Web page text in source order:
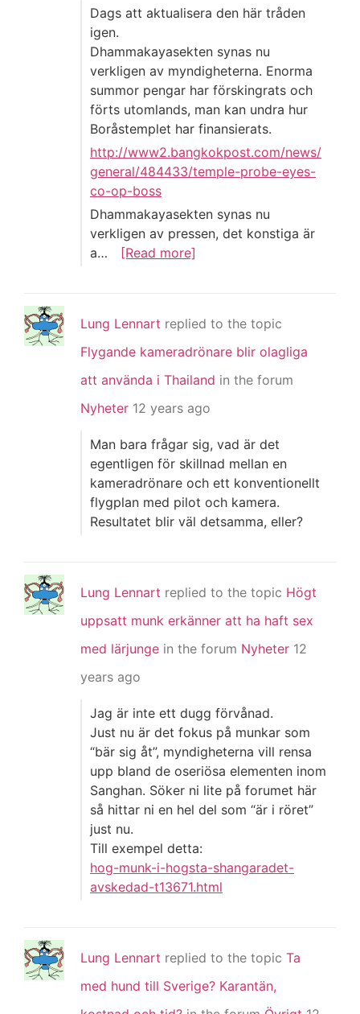
Dags att aktualisera den här tråden
igen.
Dhammakayasekten synas nu
verkligen av myndigheterna. Enorma
summor pengar har förskingrats och
förts utomlands, man kan undra hur
Boråstemplet har finansierats.
http://www2.bangkokpost.com/news/
general/484433/temple-probe-eyes-
co-op-boss
Dhammakayasekten synas nu
verkligen av pressen, det konstiga är
a…
[Read more]
Lung Lennart replied to the topic
Flygande kameradrönare blir olagliga
att använda i Thailand in the forum
Nyheter 12 years ago
Man bara frågar sig, vad är det
egentligen för skillnad mellan en
kameradrönare och ett konventionellt
flygplan med pilot och kamera.
Resultatet blir väl detsamma, eller?
Lung Lennart replied to the topic Högt
uppsatt munk erkänner att ha haft sex
med lärjunge in the forum Nyheter 12
years ago
Jag är inte ett dugg förvånad.
Just nu är det fokus på munkar som
“bär sig åt”, myndigheterna vill rensa
upp bland de oseriösa elementen inom
Sanghan. Söker ni lite på forumet här
så hittar ni en hel del som “är i röret”
just nu.
Till exempel detta:
hog-munk-i-hogsta-shangaradet-
avskedad-t13671.html
Lung Lennart replied to the topic Ta
med hund till Sverige? Karantän,